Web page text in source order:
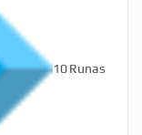
10Runas